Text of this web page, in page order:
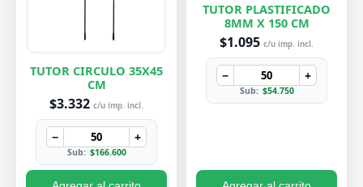
TUTOR CIRCULO 35X45
CM
$3.332 c/u imp. incl.
− +
Sub: $166.600
TUTOR PLASTIFICADO
8MM X 150 CM
$1.095 c/u imp. incl.
− +
Sub: $54.750